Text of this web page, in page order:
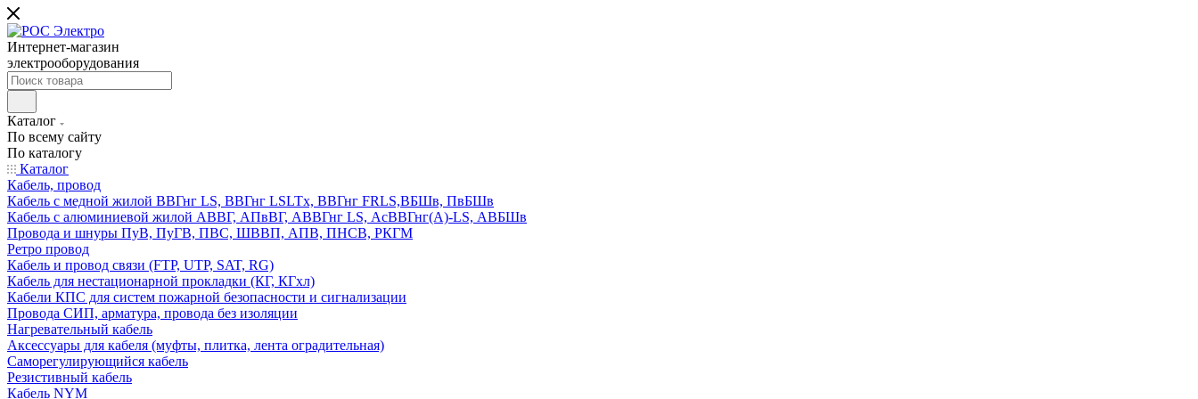
Интернет-магазин
электрооборудования
Каталог
По всему сайту
По каталогу
Каталог
Кабель, провод
Кабель с медной жилой ВВГнг LS, ВВГнг LSLTx, ВВГнг FRLS,ВБШв, ПвБШв
Кабель с алюминиевой жилой АВВГ, АПвВГ, АВВГнг LS, АсВВГнг(А)-LS, АВБШв
Провода и шнуры ПуВ, ПуГВ, ПВС, ШВВП, АПВ, ПНСВ, РКГМ
Ретро провод
Кабель и провод связи (FTP, UTP, SAT, RG)
Кабель для нестационарной прокладки (КГ, КГхл)
Кабели КПС для систем пожарной безопасности и сигнализации
Провода СИП, арматура, провода без изоляции
Нагревательный кабель
Аксессуары для кабеля (муфты, плитка, лента оградительная)
Саморегулирующийся кабель
Резистивный кабель
Кабель NYM